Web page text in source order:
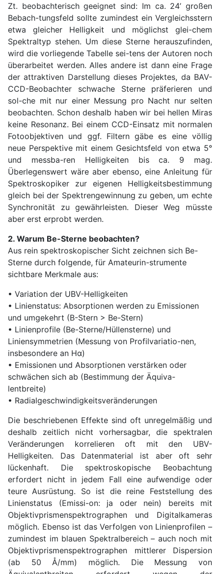
Zt. beobachterisch geeignet sind: Im ca. 24’ großen
Bebach-tungsfeld sollte zumindest ein Vergleichsstern
etwa gleicher Helligkeit und möglichst glei-chem
Spektraltyp stehen. Um diese Sterne herauszufinden,
wird die vorliegende Tabelle sei-tens der Autoren noch
überarbeitet werden. Alles andere ist dann eine Frage
der attraktiven Darstellung dieses Projektes, da BAV-
CCD-Beobachter schwache Sterne präferieren und
sol-che mit nur einer Messung pro Nacht nur selten
beobachten. Schon deshalb haben wir bei hellen Miras
keine Resonanz. Bei einem CCD-Einsatz mit normalen
Fotoobjektiven und ggf. Filtern gäbe es eine völlig
neue Perspektive mit einem Gesichtsfeld von etwa 5°
und messba-ren Helligkeiten bis ca. 9 mag.
Überlegenswert wäre aber ebenso, eine Anleitung für
Spektroskopiker zur eigenen Helligkeitsbestimmung
gleich bei der Spektrengewinnung zu geben, um echte
Synchronität zu gewährleisten. Dieser Weg müsste
aber erst erprobt werden.
2. Warum Be-Sterne beobachten?
Aus rein spektroskopischer Sicht zeichnen sich Be-
Sterne durch folgende, für Amateurin-strumente
sichtbare Merkmale aus:
• Variation der UBV-Helligkeiten
• Linienstatus: Absorptionen werden zu Emissionen
und umgekehrt (B-Stern > Be-Stern)
• Linienprofile (Be-Sterne/Hüllensterne) und
Liniensymmetrien (Messung von Profilvariatio-nen,
insbesondere an Hα)
• Emissionen und Absorptionen verstärken oder
schwächen sich ab (Bestimmung der Äquiva-
lentbreite)
• Radialgeschwindigkeitsveränderungen
Die beschriebenen Effekte sind oft unregelmäßig und
deshalb zeitlich nicht vorhersagbar, die spektralen
Veränderungen korrelieren oft mit den UBV-
Helligkeiten. Das Datenmaterial ist aber oft sehr
lückenhaft. Die spektroskopische Beobachtung
erfordert nicht in jedem Fall eine aufwendige oder
teure Ausrüstung. So ist die reine Feststellung des
Linienstatus (Emissi-on: ja oder nein) bereits mit
Objektivprismenspektrographen und Digitalkameras
möglich. Ebenso ist das Verfolgen von Linienprofilen –
zumindest im blauen Spektralbereich – auch noch mit
Objektivprismenspektrographen mittlerer Dispersion
(ab 50 Å/mm) möglich. Die Messung von